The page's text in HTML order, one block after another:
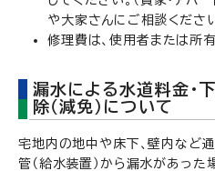
や大家さんにご相談ください
修理費は、使用者または所
漏水による水道料金・
除（減免）について
宅地内の地中や床下、壁内など
管（給水装置）から漏水があった